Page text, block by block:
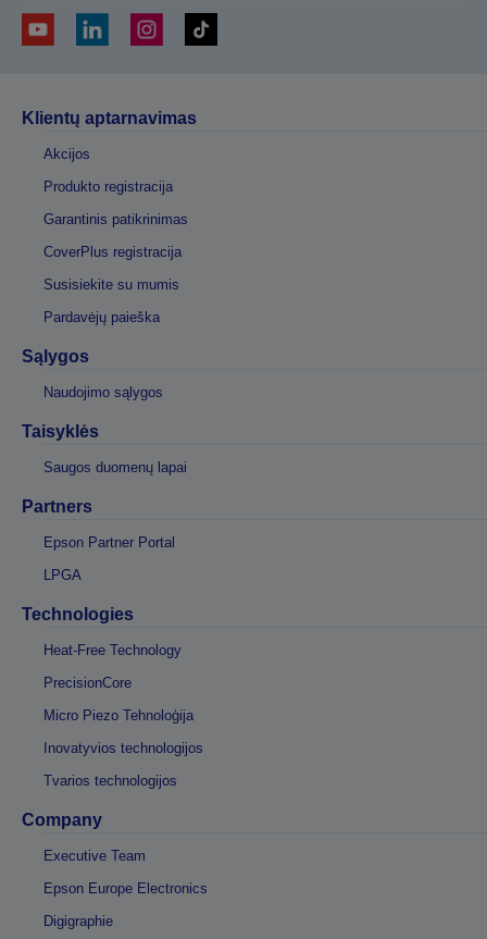
Klientų aptarnavimas
Akcijos
Produkto registracija
Garantinis patikrinimas
CoverPlus registracija
Susisiekite su mumis
Pardavėjų paieška
Sąlygos
Naudojimo sąlygos
Taisyklės
Saugos duomenų lapai
Partners
Epson Partner Portal
LPGA
Technologies
Heat-Free Technology
PrecisionCore
Micro Piezo Tehnoloģija
Inovatyvios technologijos
Tvarios technologijos
Company
Executive Team
Epson Europe Electronics
Digigraphie